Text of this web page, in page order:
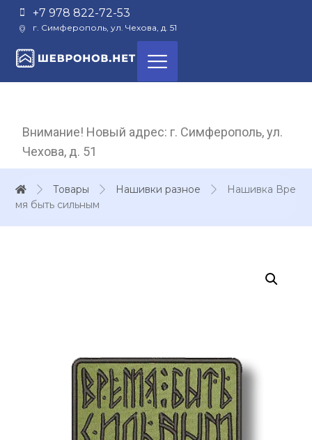
+7 978 822-72-53
г. Симферополь, ул. Чехова, д. 51
Внимание! Новый адрес: г. Симферополь, ул.
Чехова, д. 51
Товары Нашивки разное
Нашивка Вре
мя быть сильным